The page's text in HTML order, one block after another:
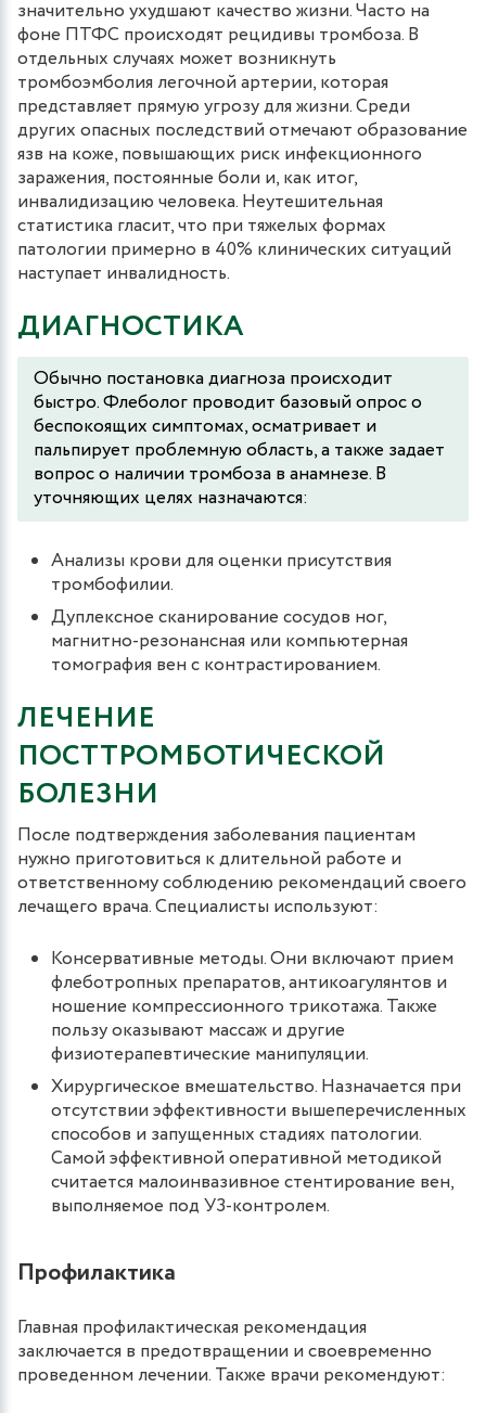
значительно ухудшают качество жизни. Часто на
фоне ПТФС происходят рецидивы тромбоза. В
отдельных случаях может возникнуть
тромбоэмболия легочной артерии, которая
представляет прямую угрозу для жизни. Среди
других опасных последствий отмечают образование
язв на коже, повышающих риск инфекционного
заражения, постоянные боли и, как итог,
инвалидизацию человека. Неутешительная
статистика гласит, что при тяжелых формах
патологии примерно в 40% клинических ситуаций
наступает инвалидность.
ДИАГНОСТИКА
Обычно постановка диагноза происходит
быстро. Флеболог проводит базовый опрос о
беспокоящих симптомах, осматривает и
пальпирует проблемную область, а также задает
вопрос о наличии тромбоза в анамнезе. В
уточняющих целях назначаются:
Анализы крови для оценки присутствия
тромбофилии.
Дуплексное сканирование сосудов ног,
магнитно-резонансная или компьютерная
томография вен с контрастированием.
ЛЕЧЕНИЕ
ПОСТТРОМБОТИЧЕСКОЙ
БОЛЕЗНИ
После подтверждения заболевания пациентам
нужно приготовиться к длительной работе и
ответственному соблюдению рекомендаций своего
лечащего врача. Специалисты используют:
Консервативные методы. Они включают прием
флеботропных препаратов, антикоагулянтов и
ношение компрессионного трикотажа. Также
пользу оказывают массаж и другие
физиотерапевтические манипуляции.
Хирургическое вмешательство. Назначается при
отсутствии эффективности вышеперечисленных
способов и запущенных стадиях патологии.
Самой эффективной оперативной методикой
считается малоинвазивное стентирование вен,
выполняемое под УЗ-контролем.
Профилактика
Главная профилактическая рекомендация
заключается в предотвращении и своевременно
проведенном лечении. Также врачи рекомендуют: